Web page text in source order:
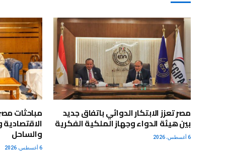
مصر تعزز الابتكار الدوائي باتفاق جديد
بين هيئة الدواء وجهاز الملكية الفكرية
6 أغسطس، 2026
مباحثات
والساحل
6 أغسطس، 2026